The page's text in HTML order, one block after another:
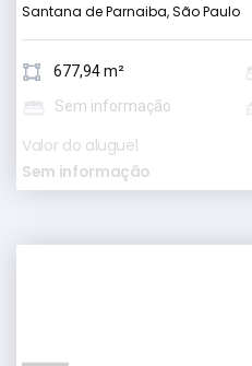
Santana de Parnaiba, São Paulo
677,94 m²
Sem informação
Valor do aluguel
Sem informação